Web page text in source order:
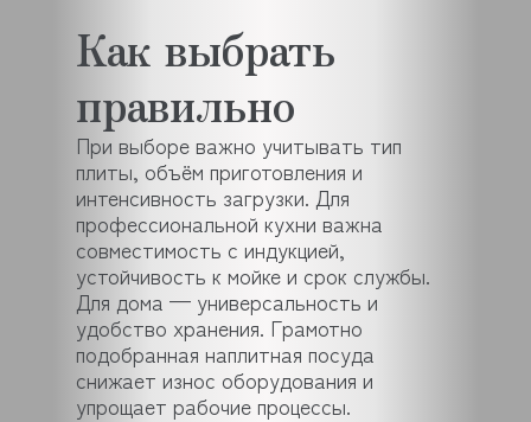
Как выбрать
правильно
При выборе важно учитывать тип
плиты, объём приготовления и
интенсивность загрузки. Для
профессиональной кухни важна
совместимость с индукцией,
устойчивость к мойке и срок службы.
Для дома — универсальность и
удобство хранения. Грамотно
подобранная наплитная посуда
снижает износ оборудования и
упрощает рабочие процессы.